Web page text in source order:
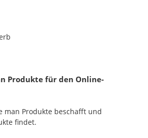
Produkte für den Online-
man Produkte beschafft und
findet.